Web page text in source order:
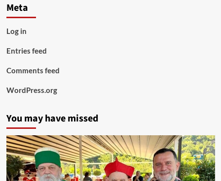
Meta
Log in
Entries feed
Comments feed
WordPress.org
You may have missed